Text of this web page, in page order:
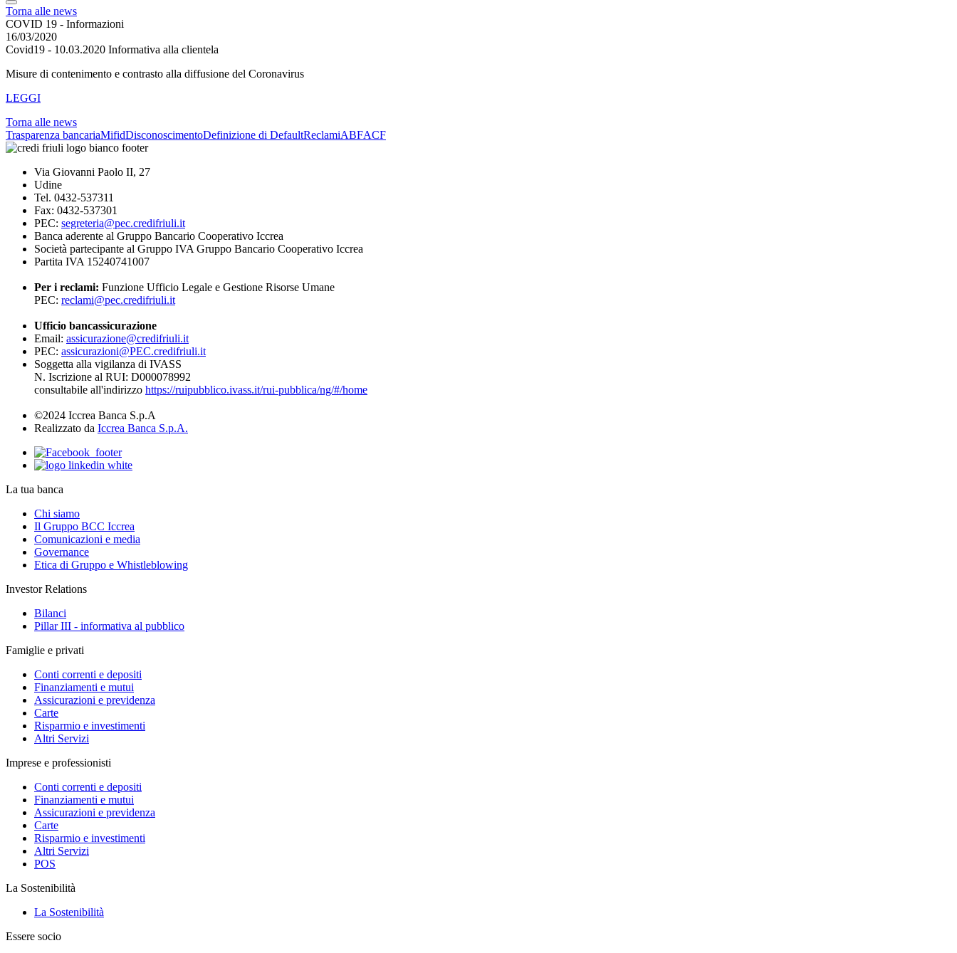
Torna alle news
COVID 19 - Informazioni
16/03/2020
Covid19 - 10.03.2020 Informativa alla clientela
Misure di contenimento e contrasto alla diffusione del Coronavirus
LEGGI
Torna alle news
Trasparenza bancariaMifidDisconoscimentoDefinizione di DefaultReclamiABFACF
Via Giovanni Paolo II, 27
Udine
Tel. 0432-537311
Fax: 0432-537301
PEC: segreteria@pec.credifriuli.it
Banca aderente al Gruppo Bancario Cooperativo Iccrea
Società partecipante al Gruppo IVA Gruppo Bancario Cooperativo Iccrea
Partita IVA 15240741007
Per i reclami: Funzione Ufficio Legale e Gestione Risorse Umane
PEC: reclami@pec.credifriuli.it
Ufficio bancassicurazione
Email: assicurazione@credifriuli.it
PEC: assicurazioni@PEC.credifriuli.it
Soggetta alla vigilanza di IVASS
N. Iscrizione al RUI: D000078992
consultabile all'indirizzo https://ruipubblico.ivass.it/rui-pubblica/ng/#/home
©2024 Iccrea Banca S.p.A
Realizzato da Iccrea Banca S.p.A.
La tua banca
Chi siamo
Il Gruppo BCC Iccrea
Comunicazioni e media
Governance
Etica di Gruppo e Whistleblowing
Investor Relations
Bilanci
Pillar III - informativa al pubblico
Famiglie e privati
Conti correnti e depositi
Finanziamenti e mutui
Assicurazioni e previdenza
Carte
Risparmio e investimenti
Altri Servizi
Imprese e professionisti
Conti correnti e depositi
Finanziamenti e mutui
Assicurazioni e previdenza
Carte
Risparmio e investimenti
Altri Servizi
POS
La Sostenibilità
La Sostenibilità
Essere socio